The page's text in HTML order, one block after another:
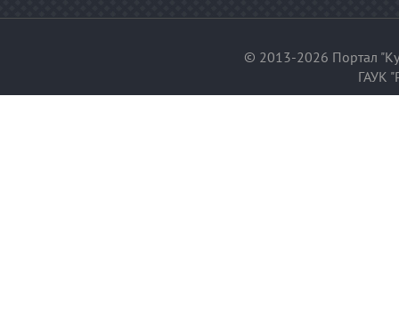
© 2013-2026 Портал
ГАУК